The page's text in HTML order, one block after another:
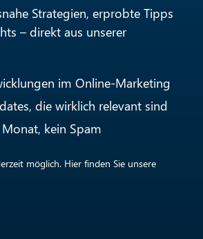
Strategien, erprobte Tipps
– direkt aus unserer
im Online-Marketing
die wirklich relevant sind
kein Spam
möglich. Hier finden Sie unsere